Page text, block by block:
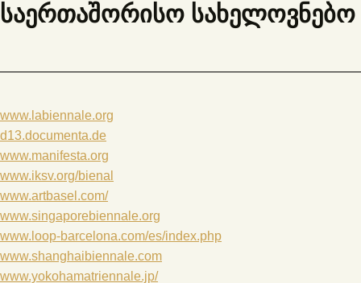
საერთაშორისო სახელოვნებო
www.labiennale.org
d13.documenta.de
www.manifesta.org
www.iksv.org/bienal
www.artbasel.com/
www.singaporebiennale.org
www.loop-barcelona.com/es/index.php
www.shanghaibiennale.com
www.yokohamatriennale.jp/